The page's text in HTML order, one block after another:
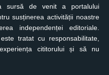
sursă de venit a portalului
susținerea activității noastre
independenței editoriale.
tratat cu responsabilitate,
cititorului și să nu